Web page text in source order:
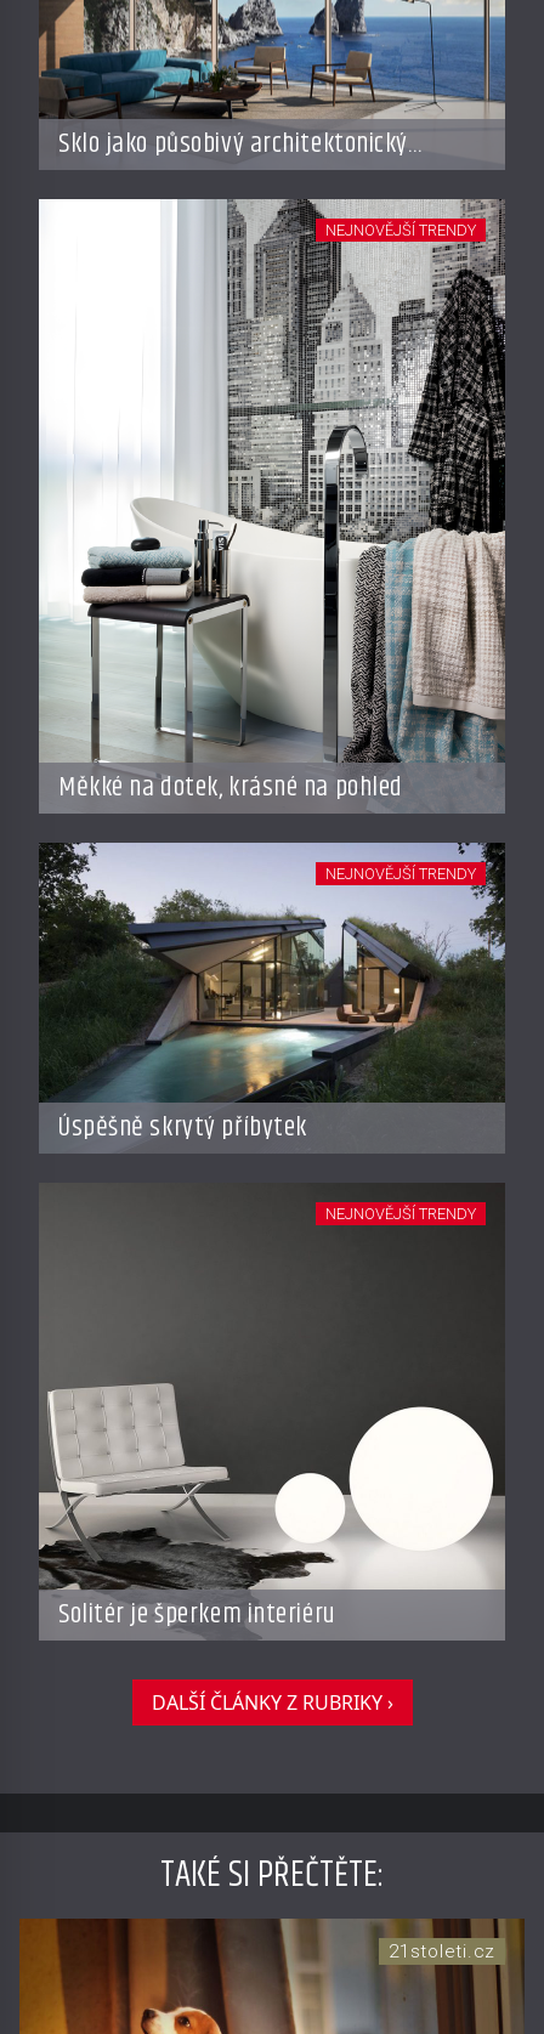
Sklo jako působivý architektonický
materiál
Měkké na dotek, krásné na pohled
NEJNOVĚJŠÍ TRENDY
Úspěšně skrytý příbytek
NEJNOVĚJŠÍ TRENDY
Solitér je šperkem interiéru
NEJNOVĚJŠÍ TRENDY
DALŠÍ ČLÁNKY Z RUBRIKY ›
TAKÉ SI PŘEČTĚTE:
21stoleti.cz